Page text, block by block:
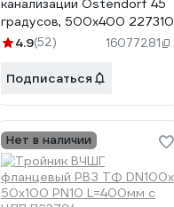
канализации Ostendorf 45
градусов, 500х400 227310
4.9(52) 16077281
Подписаться
Нет в наличии